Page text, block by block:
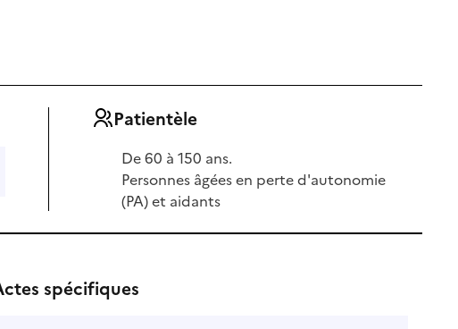
Patientèle
De 60 à 150 ans.
Personnes âgées en perte d'autonomie
(PA) et aidants
spécifiques